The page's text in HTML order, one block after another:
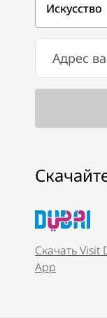
Искусство
Скачать Visit
App